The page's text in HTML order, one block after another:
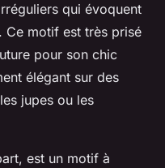
qui évoquent
Ce motif est très prisé
pour son chic
élégant sur des
jupes ou les
est un motif à